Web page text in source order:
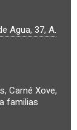
Agua, 37, A.
Carné Xove,
familias